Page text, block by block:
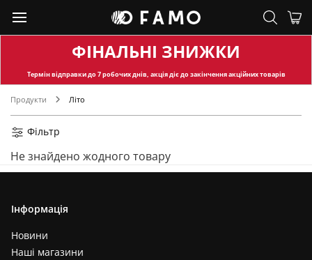
ФІНАЛЬНІ ЗНИЖКИ
Термін відправкидо 7 робочих днів, акція діє до закінчення акційних товарів
Продукти Літо
Фільтр
Не знайдено жодного товару
Інформація
Новини
Наші магазини